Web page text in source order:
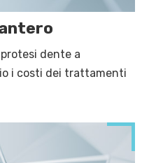
dente a
i costi dei trattamenti